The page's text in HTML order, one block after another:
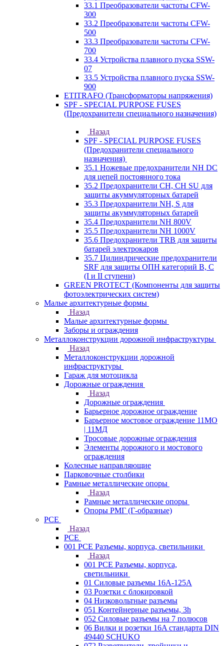
33.1 Преобразователи частоты CFW-
300
33.2 Преобразователи частоты CFW-
500
33.3 Преобразователи частоты CFW-
700
33.4 Устройства плавного пуска SSW-
07
33.5 Устройства плавного пуска SSW-
900
ETITRAFO (Трансформаторы напряжения)
SPF - SPECIAL PURPOSE FUSES
(Предохранители специального назначения)
Назад
SPF - SPECIAL PURPOSE FUSES
(Предохранители специального
назначения)
35.1 Ножевые предохранители NH DC
для цепей постоянного тока
35.2 Предохранители CH, CH SU для
защиты акуммуляторных батарей
35.3 Предохранители NH, S для
защиты акуммуляторных батарей
35.4 Предохранители NH 800V
35.5 Предохранители NH 1000V
35.6 Предохранители TRB для защиты
батарей электрокаров
35.7 Цилиндрические предохранители
SRF для защиты ОПН категорий B, C
(I и II ступени)
GREEN PROTECT (Компоненты для защиты
фотоэлектрических систем)
Малые архитектурные формы
Назад
Малые архитектурные формы
Заборы и ограждения
Металлоконструкции дорожной инфраструктуры
Назад
Металлоконструкции дорожной
инфраструктуры
Гараж для мотоцикла
Дорожные ограждения
Назад
Дорожные ограждения
Барьерное дорожное ограждение
Барьерное мостовое ограждение 11МО
| 11МД
Тросовые дорожные ограждения
Элементы дорожного и мостового
ограждения
Колесные направляющие
Парковочные столбики
Рамные металлические опоры
Назад
Рамные металлические опоры
Опоры РМГ (Г-образные)
PCE
Назад
PCE
001 PCE Разъемы, корпуса, светильники
Назад
001 PCE Разъемы, корпуса,
светильники
01 Силовые разъемы 16А-125А
03 Розетки с блокировкой
04 Низковольтные разъемы
051 Контейнерные разъемы, 3h
052 Силовые разъемы на 7 полюсов
06 Вилки и розетки 16A стандарта DIN
49440 SCHUKO